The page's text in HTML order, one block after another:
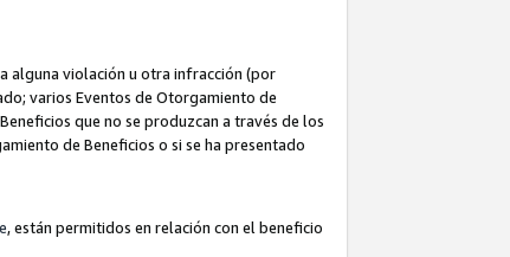
alguna violación u otra infracción (por
varios Eventos de Otorgamiento de
que no se produzcan a través de los
de Beneficios o si se ha presentado
, están permitidos en relación con el beneficio